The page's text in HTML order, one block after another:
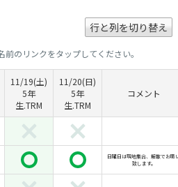
行と列を切り替え
のリンクをタップしてください。
11/19(土)
5年
生.TRM
11/20(日)
5年
生.TRM
コメント
日曜日は現地集合、解散でお願
致します。